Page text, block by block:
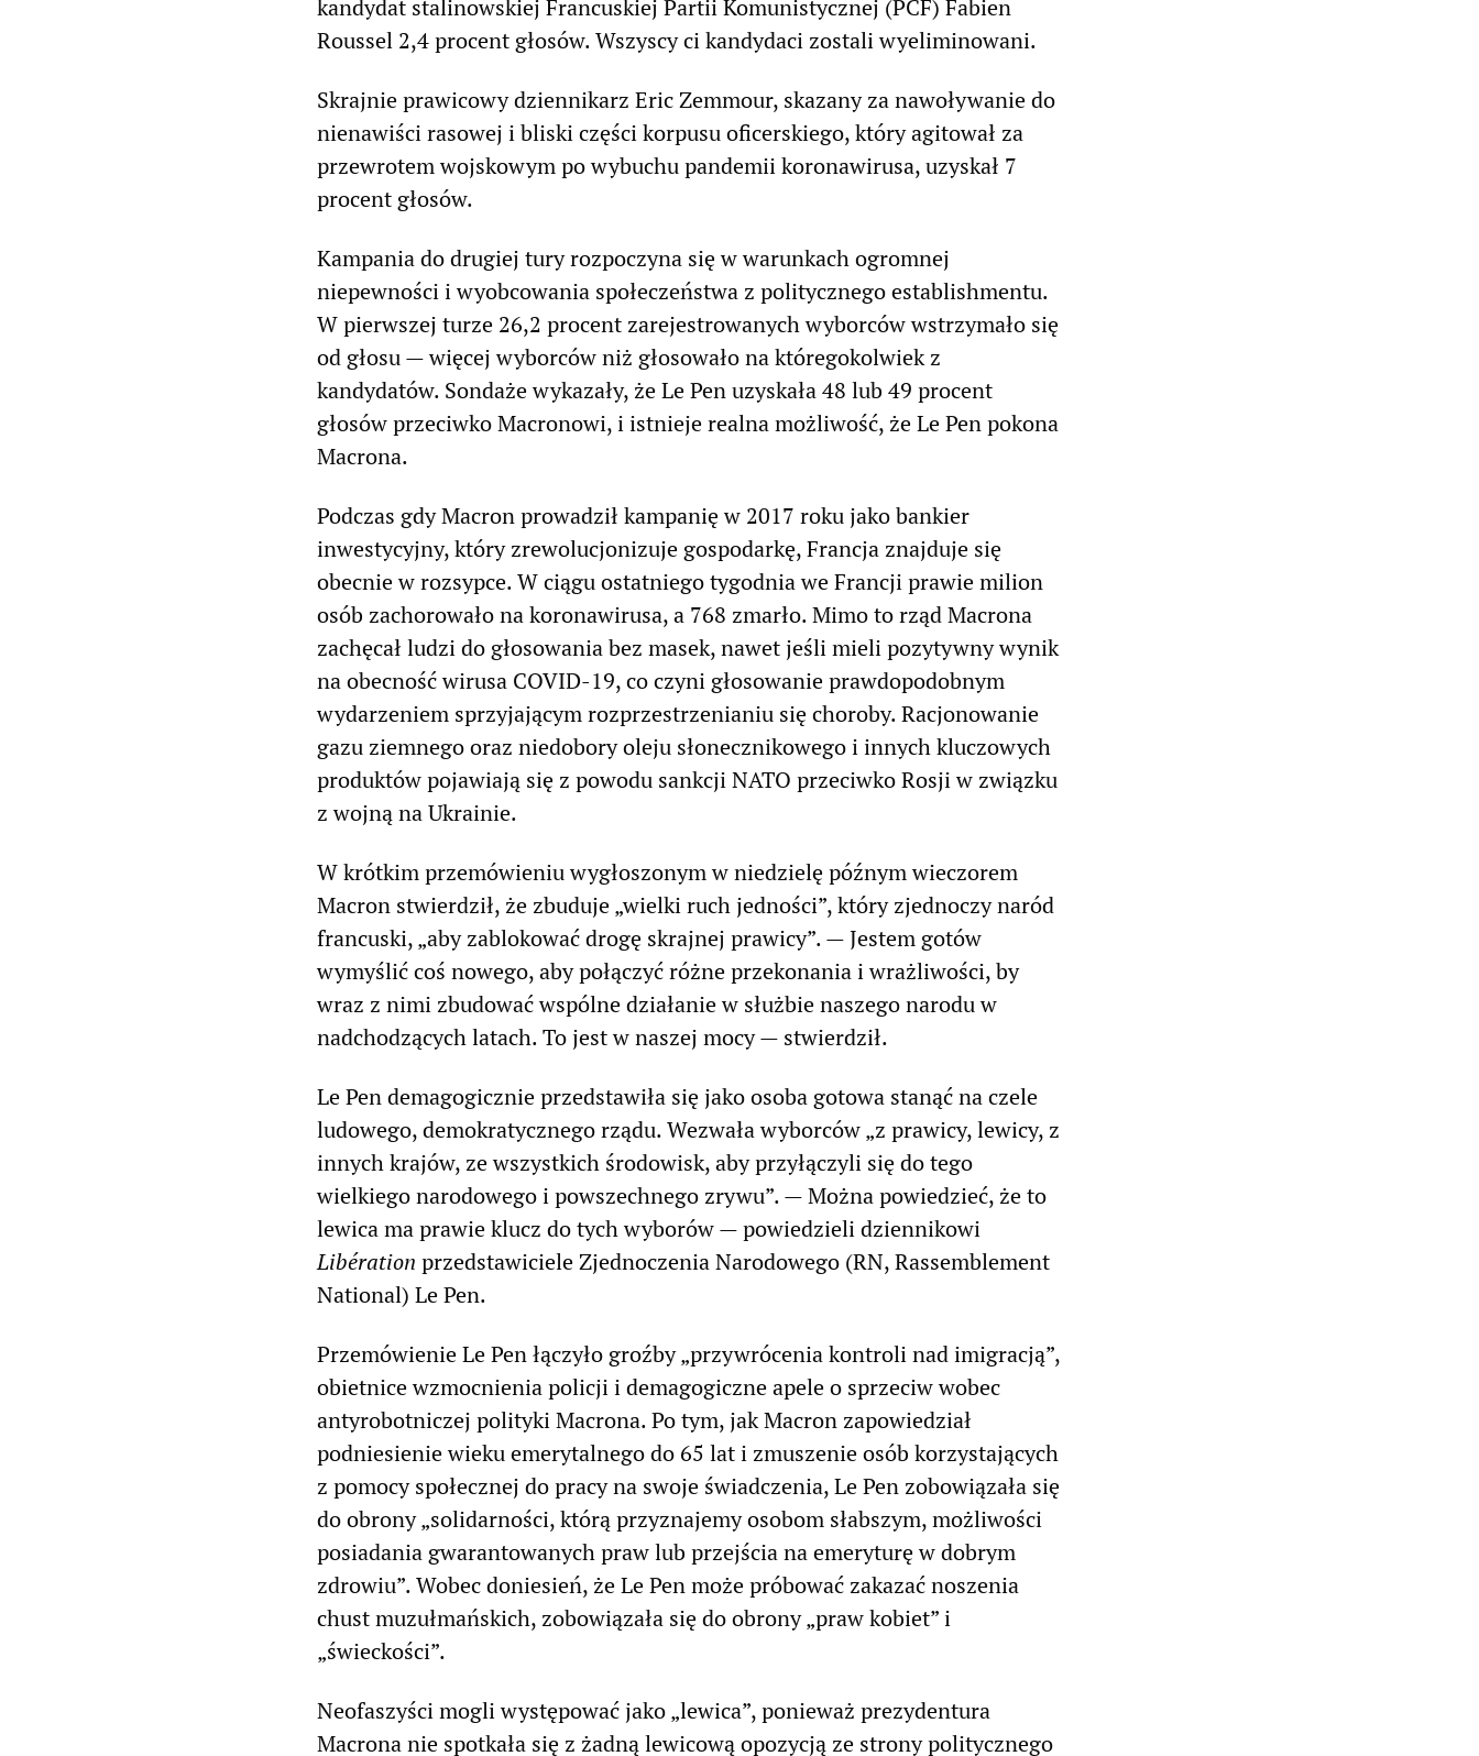
kandydat stalinowskiej Francuskiej Partii Komunistycznej (PCF) Fabien
Roussel 2,4 procent głosów. Wszyscy ci kandydaci zostali wyeliminowani.
Skrajnie prawicowy dziennikarz Eric Zemmour, skazany za nawoływanie do
nienawiści rasowej i bliski części korpusu oficerskiego, który agitował za
przewrotem wojskowym po wybuchu pandemii koronawirusa, uzyskał 7
procent głosów.
Kampania do drugiej tury rozpoczyna się w warunkach ogromnej
niepewności i wyobcowania społeczeństwa z politycznego establishmentu.
W pierwszej turze 26,2 procent zarejestrowanych wyborców wstrzymało się
od głosu — więcej wyborców niż głosowało na któregokolwiek z
kandydatów. Sondaże wykazały, że Le Pen uzyskała 48 lub 49 procent
głosów przeciwko Macronowi, i istnieje realna możliwość, że Le Pen pokona
Macrona.
Podczas gdy Macron prowadził kampanię w 2017 roku jako bankier
inwestycyjny, który zrewolucjonizuje gospodarkę, Francja znajduje się
obecnie w rozsypce. W ciągu ostatniego tygodnia we Francji prawie milion
osób zachorowało na koronawirusa, a 768 zmarło. Mimo to rząd Macrona
zachęcał ludzi do głosowania bez masek, nawet jeśli mieli pozytywny wynik
na obecność wirusa COVID-19, co czyni głosowanie prawdopodobnym
wydarzeniem sprzyjającym rozprzestrzenianiu się choroby. Racjonowanie
gazu ziemnego oraz niedobory oleju słonecznikowego i innych kluczowych
produktów pojawiają się z powodu sankcji NATO przeciwko Rosji w związku
z wojną na Ukrainie.
W krótkim przemówieniu wygłoszonym w niedzielę późnym wieczorem
Macron stwierdził, że zbuduje „wielki ruch jedności”, który zjednoczy naród
francuski, „aby zablokować drogę skrajnej prawicy”. — Jestem gotów
wymyślić coś nowego, aby połączyć różne przekonania i wrażliwości, by
wraz z nimi zbudować wspólne działanie w służbie naszego narodu w
nadchodzących latach. To jest w naszej mocy — stwierdził.
Le Pen demagogicznie przedstawiła się jako osoba gotowa stanąć na czele
ludowego, demokratycznego rządu. Wezwała wyborców „z prawicy, lewicy, z
innych krajów, ze wszystkich środowisk, aby przyłączyli się do tego
wielkiego narodowego i powszechnego zrywu”. — Można powiedzieć, że to
lewica ma prawie klucz do tych wyborów — powiedzieli dziennikowi
Libération przedstawiciele Zjednoczenia Narodowego (RN, Rassemblement
National) Le Pen.
Przemówienie Le Pen łączyło groźby „przywrócenia kontroli nad imigracją”,
obietnice wzmocnienia policji i demagogiczne apele o sprzeciw wobec
antyrobotniczej polityki Macrona. Po tym, jak Macron zapowiedział
podniesienie wieku emerytalnego do 65 lat i zmuszenie osób korzystających
z pomocy społecznej do pracy na swoje świadczenia, Le Pen zobowiązała się
do obrony „solidarności, którą przyznajemy osobom słabszym, możliwości
posiadania gwarantowanych praw lub przejścia na emeryturę w dobrym
zdrowiu”. Wobec doniesień, że Le Pen może próbować zakazać noszenia
chust muzułmańskich, zobowiązała się do obrony „praw kobiet” i
„świeckości”.
Neofaszyści mogli występować jako „lewica”, ponieważ prezydentura
Macrona nie spotkała się z żadną lewicową opozycją ze strony politycznego